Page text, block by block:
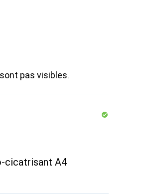
pas visibles.
cicatrisant A4